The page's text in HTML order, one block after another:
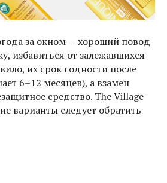
за окном — хороший повод
избавиться от залежавшихся
их срок годности после
6–12 месяцев), а взамен
средство. The Village
варианты следует обратить